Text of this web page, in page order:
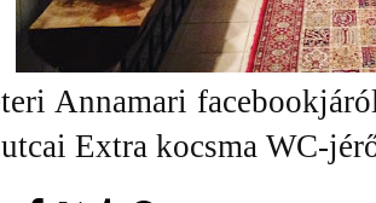
Annamari
Extra kocsma WC-